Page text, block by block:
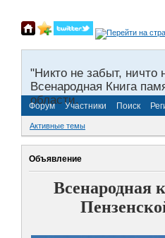
"Никто не забыт, ничто
Всенародная Книга
области.
Форум Участники Поиск
Активные темы
Объявление
Всенародная